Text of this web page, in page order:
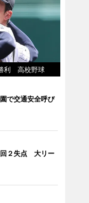
利 高校野球
園で交通安全呼び
２失点 大リー